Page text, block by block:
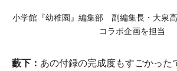
小学館『幼稚園』編集部 副編集長・大泉
コラボ企画を担当
藪下： あの付録の完成度もすごかった